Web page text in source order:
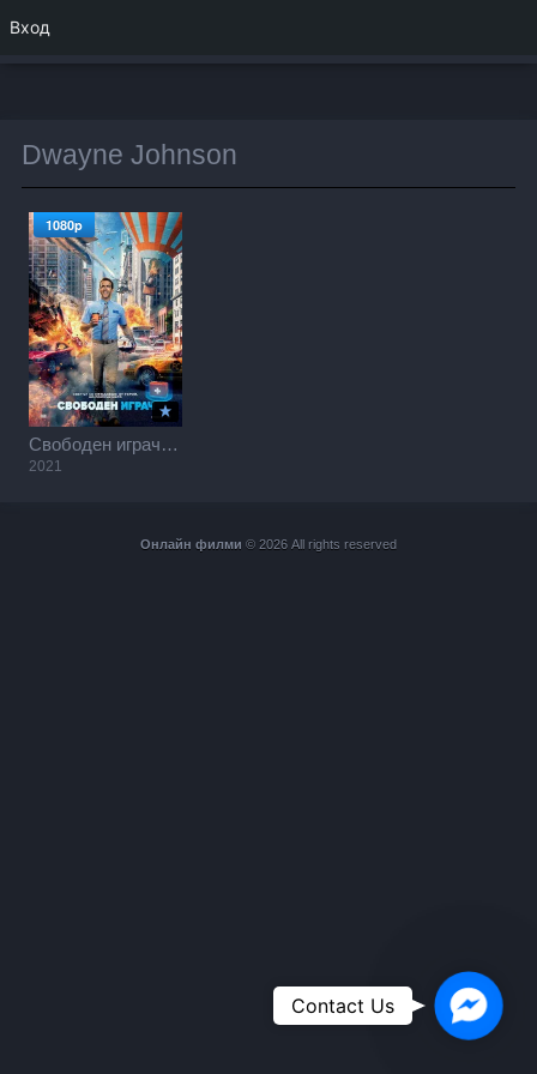
Dwayne Johnson
Свободен играч / Free Guy (2021)
2021
1080p
Онлайн филми © 2026 All rights reserved
Вход
Contact Us